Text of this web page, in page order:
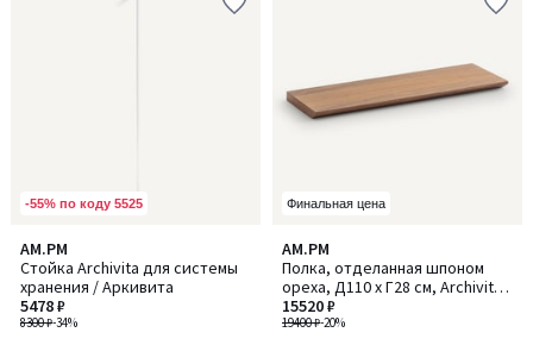
-55% по коду 5525
AM.PM
Стойка Archivita для системы
хранения / Аркивита
8300 ₽-34%
5478 ₽
4,1
/ 5
Финальная цена
AM.PM
Полка, отделанная шпоном
ореха, Д110 x Г28 см, Archivita /
Арчивита
19400 ₽-20%
15520 ₽
4
/
5